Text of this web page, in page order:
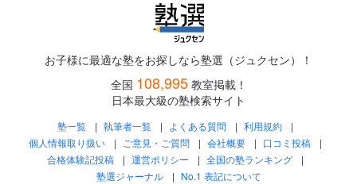
お子様に最適な塾をお探しなら塾選（ジュクセン）！
全国 108,995 教室掲載！
日本最大級の塾検索サイト
塾一覧 執筆者一覧 よくある質問
利用規約
個人情報取り扱い
ご意見・ご質問 会社概要
口コミ投稿
合格体験記投稿
運営ポリシー
全国の塾ランキング
塾選ジャーナル
No.1 表記について